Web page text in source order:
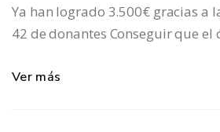
Ya han logrado 3.500€ gracias a
42 de donantes Conseguir que
Ver más